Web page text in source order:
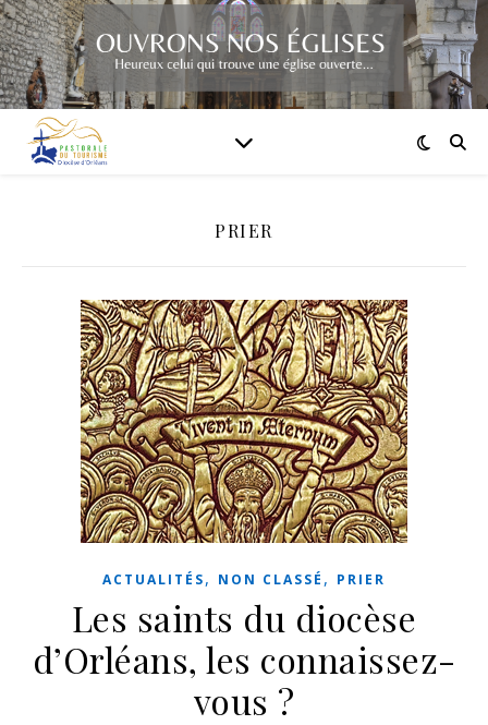
PRIER
ACTUALITÉS, NON CLASSÉ , PRIER
Les saints du diocèse
d’Orléans, les connaissez-
vous ?